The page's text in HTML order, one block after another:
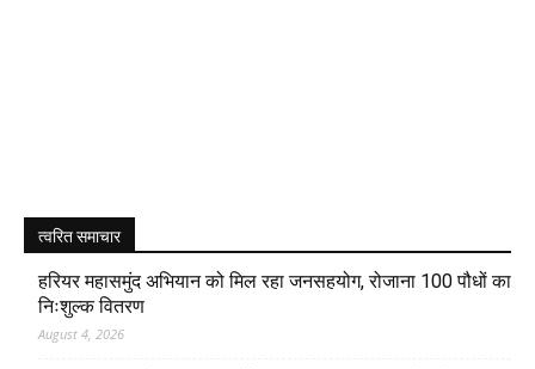
त्वरित समाचार
हरियर महासमुंद अभियान को मिल रहा जनसहयोग, रोजाना 100 पौधों का
निःशुल्क वितरण
August 4, 2026